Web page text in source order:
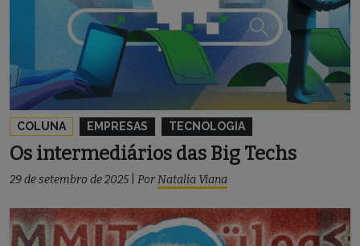
COLUNA EMPRESAS TECNOLOGIA
Os intermediários das Big Techs
29 de setembro de 2025 PorNatalia Viana